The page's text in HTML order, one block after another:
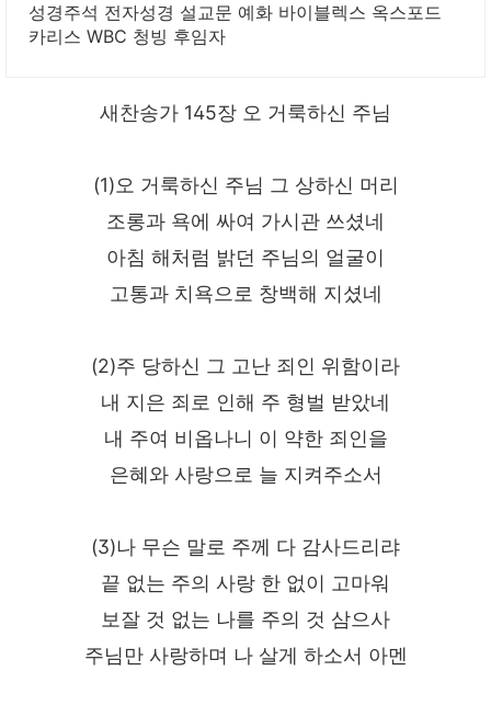
성경주석 전자성경 설교문 예화 바이블렉스 옥스포드
카리스 WBC 청빙 후임자
새찬송가 145장 오 거룩하신 주님
(1)오 거룩하신 주님 그 상하신 머리
조롱과 욕에 싸여 가시관 쓰셨네
아침 해처럼 밝던 주님의 얼굴이
고통과 치욕으로 창백해 지셨네
(2)주 당하신 그 고난 죄인 위함이라
내 지은 죄로 인해 주 형벌 받았네
내 주여 비옵나니 이 약한 죄인을
은혜와 사랑으로 늘 지켜주소서
(3)나 무슨 말로 주께 다 감사드리랴
끝 없는 주의 사랑 한 없이 고마워
보잘 것 없는 나를 주의 것 삼으사
주님만 사랑하며 나 살게 하소서 아멘